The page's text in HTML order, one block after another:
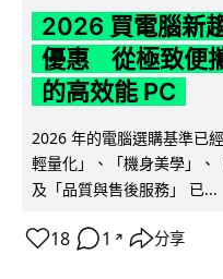
2026 買電腦新
優惠 從極致便
的高效能 PC
2026 年的電腦選購基準已
輕量化」、「機身美學」、
及「品質與售後服務」 已...
18 1 ↗ 分享